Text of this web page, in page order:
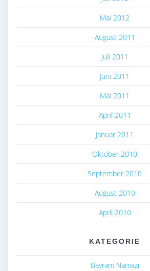
Mai 2012
August 2011
Juli 2011
Juni 2011
Mai 2011
April 2011
Januar 2011
Oktober 2010
September 2010
August 2010
April 2010
KATEGORIE
Bayram Namazı